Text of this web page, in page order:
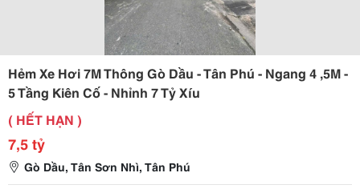
Hẻm Xe Hơi 7M Thông Gò Dầu - Tân Phú - Ngang 4 ,5M -
5 Tầng Kiên Cố - Nhỉnh 7 Tỷ Xíu
( HẾT HẠN )
7,5 tỷ
Gò Dầu, Tân Sơn Nhì, Tân Phú